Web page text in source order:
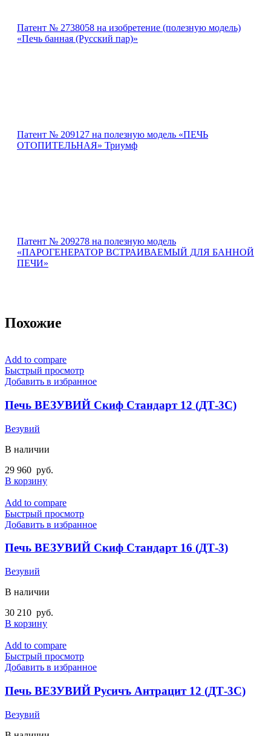
Патент № 2738058 на изобретение (полезную модель)
«Печь банная (Русский пар)»
Патент № 209127 на полезную модель «ПЕЧЬ
ОТОПИТЕЛЬНАЯ» Триумф
Патент № 209278 на полезную модель
«ПАРОГЕНЕРАТОР ВСТРАИВАЕМЫЙ ДЛЯ БАННОЙ
ПЕЧИ»
Похожие
Add to compare
Быстрый просмотр
Добавить в избранное
Печь ВЕЗУВИЙ Скиф Стандарт 12 (ДТ-3С)
Везувий
В наличии
29 960 руб.
В корзину
Add to compare
Быстрый просмотр
Добавить в избранное
Печь ВЕЗУВИЙ Скиф Стандарт 16 (ДТ-3)
Везувий
В наличии
30 210 руб.
В корзину
Add to compare
Быстрый просмотр
Добавить в избранное
Печь ВЕЗУВИЙ Русичъ Антрацит 12 (ДТ-3С)
Везувий